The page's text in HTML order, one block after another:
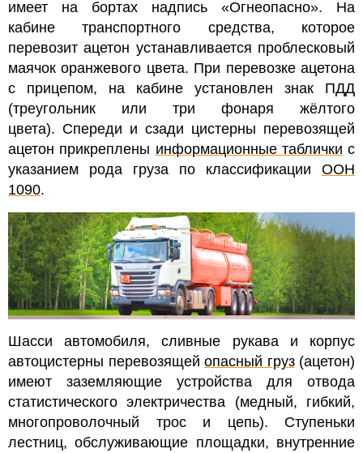
имеет на бортах надпись «Огнеопасно». На
кабине транспортного средства, которое
перевозит ацетон устанавливается проблесковый
маячок оранжевого цвета. При перевозке ацетона
с прицепом, на кабине установлен знак ПДД
(треугольник или три фонаря жёлтого
цвета). Спереди и сзади цистерны перевозящей
ацетон прикреплены информационные таблички с
указанием рода груза по классификации ООН
1090.
Шасси автомобиля, сливные рукава и корпус
автоцистерны перевозящей опасный груз(ацетон)
имеют заземляющие устройства для отвода
статистического электричества (медный, гибкий,
многопроволочный трос и цепь). Ступеньки
лестниц, обслуживающие площадки, внутренние